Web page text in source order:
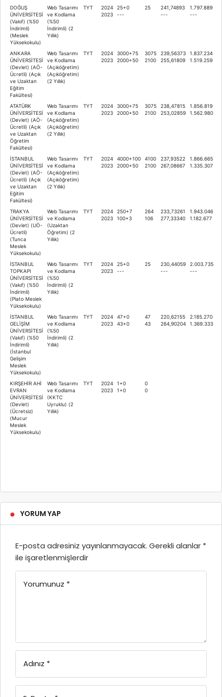
DOĞUŞ
ÜNİVERSİTESİ
(Vakıf) (%50
İndirimli)
(Meslek
Yüksekokulu)
Web Tasarımı
ve Kodlama
(%50
İndirimli) (2
Yıllık)
TYT
2024
2023
25+0
---
25
241,74893
---
1.797.889
---
ANKARA
ÜNİVERSİTESİ
(Devlet) (AÖ-
Ücretli) (Açık
ve Uzaktan
Eğitim
Fakültesi)
Web Tasarımı
ve Kodlama
(Açıköğretim)
(Açıköğretim)
(2 Yıllık)
TYT
2024
2023
3000+75
2000+50
3075
2100
239,56373
255,61809
1.837.234
1.519.259
ATATÜRK
ÜNİVERSİTESİ
(Devlet) (AÖ-
Ücretli) (Açık
ve Uzaktan
Öğretim
Fakültesi)
Web Tasarımı
ve Kodlama
(Açıköğretim)
(Açıköğretim)
(2 Yıllık)
TYT
2024
2023
3000+75
2000+50
3075
2100
238,47815
253,02859
1.856.819
1.562.980
İSTANBUL
ÜNİVERSİTESİ
(Devlet) (AÖ-
Ücretli) (Açık
ve Uzaktan
Eğitim
Fakültesi)
Web Tasarımı
ve Kodlama
(Açıköğretim)
(Açıköğretim)
(2 Yıllık)
TYT
2024
2023
4000+100
2000+50
4100
2100
237,93522
267,08667
1.866.665
1.335.307
TRAKYA
ÜNİVERSİTESİ
(Devlet) (UÖ-
Ücretli)
(Tunca
Meslek
Yüksekokulu)
Web Tasarımı
ve Kodlama
(Uzaktan
Öğretim) (2
Yıllık)
TYT
2024
2023
250+7
100+3
264
106
233,73261
277,33340
1.943.046
1.182.677
İSTANBUL
TOPKAPI
ÜNİVERSİTESİ
(Vakıf) (%50
İndirimli)
(Plato Meslek
Yüksekokulu)
Web Tasarımı
ve Kodlama
(%50
İndirimli) (2
Yıllık)
TYT
2024
2023
25+0
---
25
230,44059
---
2.003.735
---
İSTANBUL
GELİŞİM
ÜNİVERSİTESİ
(Vakıf) (%50
İndirimli)
(İstanbul
Gelişim
Meslek
Yüksekokulu)
Web Tasarımı
ve Kodlama
(%50
İndirimli) (2
Yıllık)
TYT
2024
2023
47+0
43+0
47
43
220,62155
264,90204
2.185.270
1.369.333
KIRŞEHİR AHİ
EVRAN
ÜNİVERSİTESİ
(Devlet)
(Ücretsiz)
(Mucur
Meslek
Yüksekokulu)
Web Tasarımı
ve Kodlama
(KKTC
Uyruklu) (2
Yıllık)
TYT
2024
2023
1+0
1+0
0
0
YORUM YAP
E-posta adresiniz yayınlanmayacak. Gerekli alanlar *
ile işaretlenmişlerdir
Yorumunuz *
Adınız *